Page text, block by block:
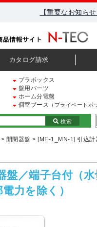
【重要なお知ら
カタログ請求
プラボックス
盤用パーツ
ホーム分電盤
個室ブース （プライベートボ
検索
> 開閉器盤 > [ME-1_MN-1] 引込計
盤／端子台付（
力を除く）